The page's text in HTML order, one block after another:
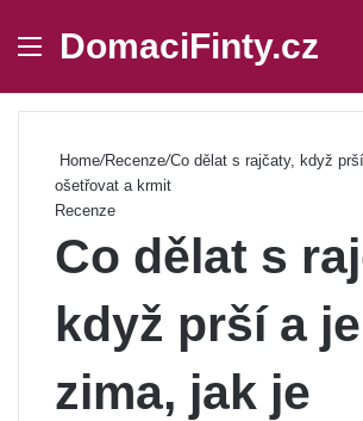
Menu
DomaciFinty.cz
Home/Recenze/Co dělat s rajčaty, když
ošetřovat a krmit
Recenze
Co dělat s
když prší a je
zima, jak je